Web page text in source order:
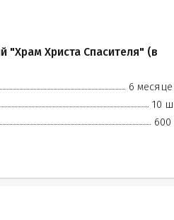
"Храм Христа Спасителя" (в
6
10
600